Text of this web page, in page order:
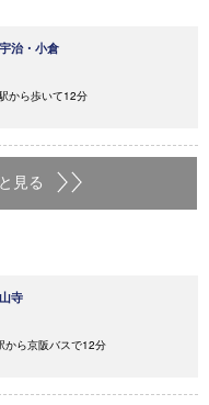
治・小倉
から歩いて12分
見る
寺
から京阪バスで12分